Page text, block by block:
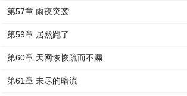
第57章 雨夜突袭
第59章 居然跑了
第60章 天网恢恢疏而不漏
第61章 未尽的暗流